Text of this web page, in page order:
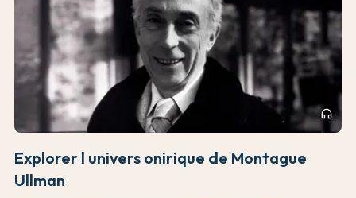
headphones
Explorer l univers onirique de Montague
Ullman